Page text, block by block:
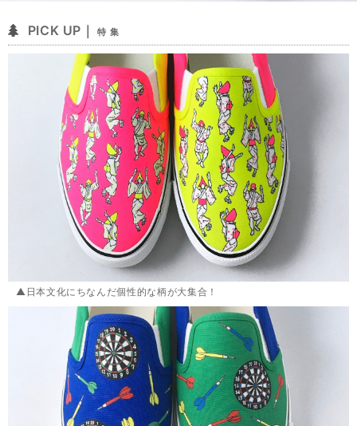
PICK UP｜ 特 集
▲日本文化にちなんだ個性的な柄が大集合！